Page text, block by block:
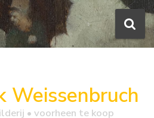
Weissenbruch
• voorheen te koop